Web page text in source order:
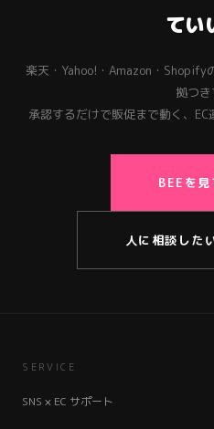
てい
楽天・Yahoo!・Amazon・Shopify
拠つき
承認するだけで販促まで動く、EC
BEEを見
人に相談した
SERVICE
SNS × EC サポート